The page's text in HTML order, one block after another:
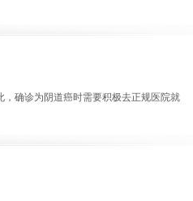
确诊为阴道癌时需要积极去正规医院就